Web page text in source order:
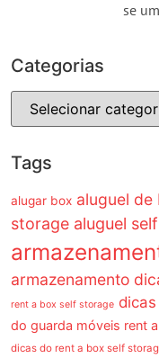
se
Categorias
Tags
alugar box aluguel de
storage aluguel
armazenamento
rent a box self storage
do guarda móveis rent
dicas do rent a box self